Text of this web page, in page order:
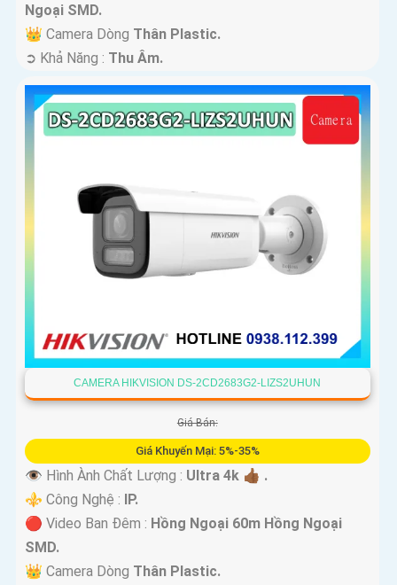
Ngoại SMD.
👑 Camera Dòng Thân Plastic.
️➲ Khả Năng : Thu Âm.
CAMERA HIKVISION DS-2CD2683G2-LIZS2UHUN
Giá Bán:
Giá Khuyến Mại: 5%-35%
👁 Hình Ành Chất Lượng : Ultra 4k 👍🏾 .
⚜️ Công Nghệ : IP.
🔴 Video Ban Đêm : Hồng Ngoại 60m Hồng Ngoại
SMD.
👑 Camera Dòng Thân Plastic.